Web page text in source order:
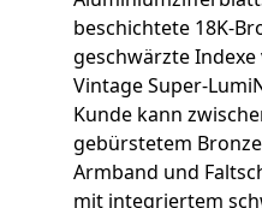
beschichtete 18K-
geschwärzte
Vintage Super-
Kunde kann
gebürstetem
Armband und
mit integriertem